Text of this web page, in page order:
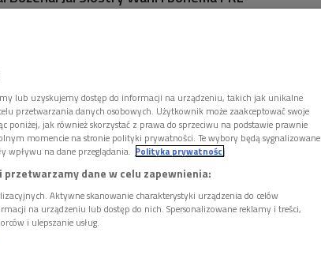
Galerii Sztuki Alicji i Bożeny Wahl
przy ulicy Mierosławskiego 9.
lub uzyskujemy dostęp do informacji na urządzeniu, takich jak unikalne
przetwarzania danych osobowych. Użytkownik może zaakceptować swoje
jak również skorzystać z prawa do sprzeciwu na podstawie prawnie
momencie na stronie polityki prywatności. Te wybory będą sygnalizowane
wpływu na dane przeglądania. Polityka prywatności
dane w celu zapewnienia:
Aktywne skanowanie charakterystyki urządzenia do celów
na urządzeniu lub dostęp do nich. Spersonalizowane reklamy i treści,
i ulepszanie usług.